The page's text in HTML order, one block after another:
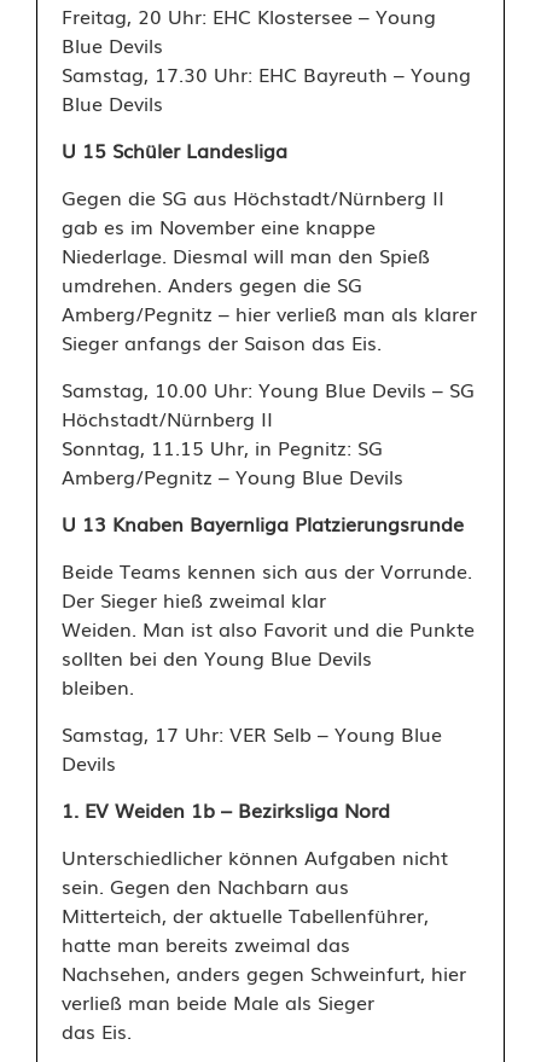
Freitag, 20 Uhr: EHC Klostersee – Young
Blue Devils
Samstag, 17.30 Uhr: EHC Bayreuth – Young
Blue Devils
U 15 Schüler Landesliga
Gegen die SG aus Höchstadt/Nürnberg II
gab es im November eine knappe
Niederlage. Diesmal will man den Spieß
umdrehen. Anders gegen die SG
Amberg/Pegnitz – hier verließ man als klarer
Sieger anfangs der Saison das Eis.
Samstag, 10.00 Uhr: Young Blue Devils – SG
Höchstadt/Nürnberg II
Sonntag, 11.15 Uhr, in Pegnitz: SG
Amberg/Pegnitz – Young Blue Devils
U 13 Knaben Bayernliga Platzierungsrunde
Beide Teams kennen sich aus der Vorrunde.
Der Sieger hieß zweimal klar
Weiden. Man ist also Favorit und die Punkte
sollten bei den Young Blue Devils
bleiben.
Samstag, 17 Uhr: VER Selb – Young Blue
Devils
1. EV Weiden 1b – Bezirksliga Nord
Unterschiedlicher können Aufgaben nicht
sein. Gegen den Nachbarn aus
Mitterteich, der aktuelle Tabellenführer,
hatte man bereits zweimal das
Nachsehen, anders gegen Schweinfurt, hier
verließ man beide Male als Sieger
das Eis.